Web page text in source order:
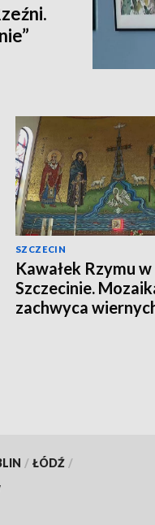
SZCZECIN
Kawałek Rzymu w
Szczecinie.
zachwyca
/ ŁÓDŹ /